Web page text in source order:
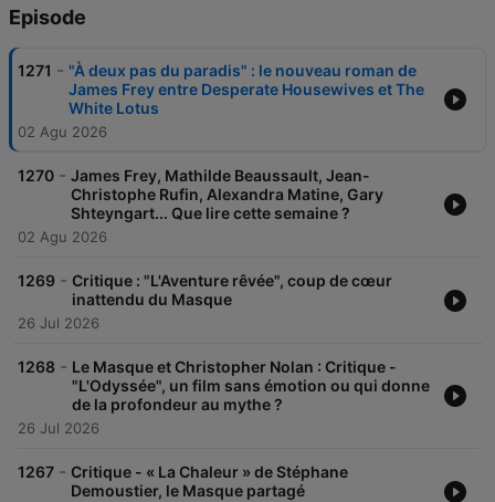
Episode
1271 - "À deux pas du paradis" : le nouveau roman de
James Frey entre Desperate Housewives et The
White Lotus
02 Agu 2026
1270 - James Frey, Mathilde Beaussault, Jean-
Christophe Rufin, Alexandra Matine, Gary
Shteyngart... Que lire cette semaine ?
02 Agu 2026
1269 - Critique : "L'Aventure rêvée", coup de cœur
inattendu du Masque
26 Jul 2026
1268 - Le Masque et Christopher Nolan : Critique -
"L'Odyssée", un film sans émotion ou qui donne
de la profondeur au mythe ?
26 Jul 2026
1267 - Critique - « La Chaleur » de Stéphane
Demoustier, le Masque partagé